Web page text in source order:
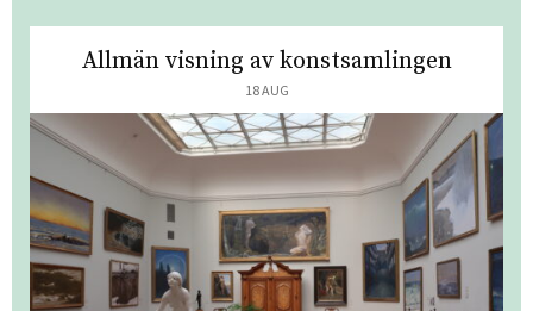
Allmän visning av konstsamlingen
18 AUG